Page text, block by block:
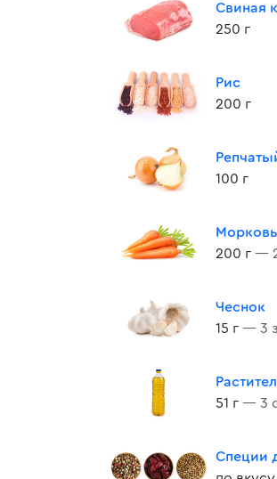
Свиная
250 г
Рис
200 г
100 г
Морковь
200 г —
Чеснок
15 г — 3
51 г — 3
Специи